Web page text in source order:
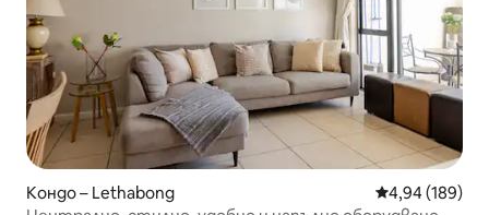
Кондо – Lethabong Средна
4,94 (189)